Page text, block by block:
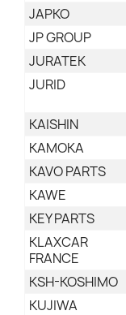
JAPKO
JP GROUP
JURATEK
JURID
KAISHIN
KAMOKA
KAVO PARTS
KAWE
KEY PARTS
KLAXCAR
FRANCE
KSH-KOSHIMO
KUJIWA